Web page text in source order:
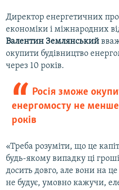
Директор енергетичних
економіки і міжнародних
Валентин Землянський
окупити будівництво
через 10 років.
Росія зможе
енергомосту не
років
«Треба розуміти, що це
будь-якому випадку ці
досить довго, але вони на
не будує, умовно кажучи,